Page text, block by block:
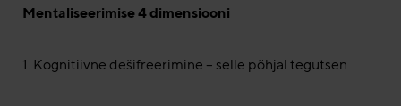
Mentaliseerimise 4 dimensiooni
1. Kognitiivne dešifreerimine – selle põhjal tegutsen